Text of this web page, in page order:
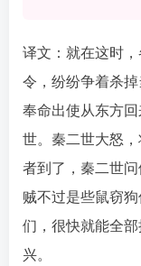
译文：就在这时
令，纷纷争着杀
奉命出使从东方
世。秦二世大怒
者到了，秦二世
贼不过是些鼠窃
们，很快就能全
兴。󠄹󠅀󠄪󠄢󠄡󠄦󠄞󠄧󠄣󠄞󠄢󠄡󠄦󠄞󠄡󠄧󠄢󠅬󠅅󠅃󠄵󠅂󠄪󠅗󠅥󠅕󠅣󠅤󠅬󠅄󠄹󠄽󠄵󠄪󠄢󠄠󠄢󠄦󠄝󠄠󠄨󠄝󠄡󠄠󠄐󠄡󠄠󠄪󠄠󠄥󠄪󠄠󠄩󠅬󠅨󠅙󠅑󠅟󠅗󠅒󠄞󠅓󠅟󠅝󠄐󠇕󠆠󠅿󠇖󠆄󠆩󠇕󠅿󠆈󠇗󠆭󠆁󠄐󠇗󠅹󠅸󠇖󠆍󠅳󠇖󠅹󠅰󠇖󠆌󠅹